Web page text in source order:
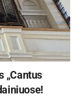
„Cantus